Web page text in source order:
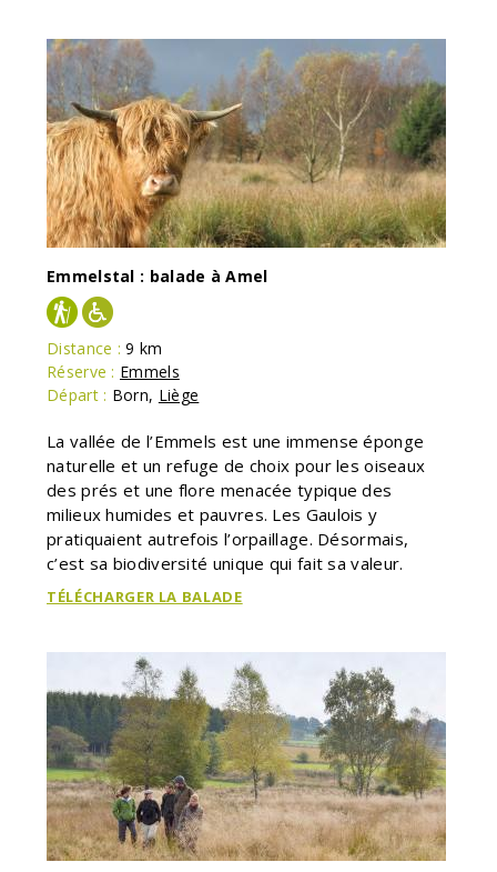
Emmelstal : balade à Amel
Distance : 9 km
Réserve : Emmels
Départ : Born, Liège
La vallée de l’Emmels est une immense éponge
naturelle et un refuge de choix pour les oiseaux
des prés et une flore menacée typique des
milieux humides et pauvres. Les Gaulois y
pratiquaient autrefois l’orpaillage. Désormais,
c’est sa biodiversité unique qui fait sa valeur.
TÉLÉCHARGER LA BALADE